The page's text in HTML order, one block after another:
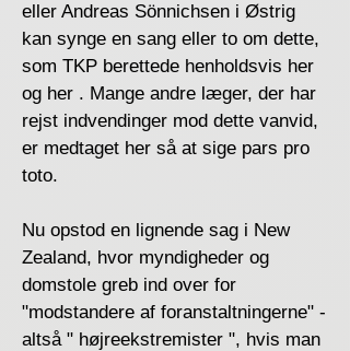
eller Andreas Sönnichsen i Østrig
kan synge en sang eller to om dette,
som TKP berettede henholdsvis her
og her . Mange andre læger, der har
rejst indvendinger mod dette vanvid,
er medtaget her så at sige pars pro
toto.
Nu opstod en lignende sag i New
Zealand, hvor myndigheder og
domstole greb ind over for
"modstandere af foranstaltningerne" -
altså " højreekstremister ", hvis man